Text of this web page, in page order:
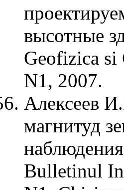
высотные
Geofizica si
N1, 2007.
Алексеев
магнитуд
Bulletinul